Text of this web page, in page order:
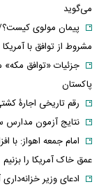
می‌گوید
پیمان مولوی
مشروط از توافق با آمریکا
جزئیات «توافق مکه»
پاکستان
رقم تاریخی اجارۀ
نتایج آزمون مدارس
عمق خاک آمریکا را بزنیم
ادعای وزیر